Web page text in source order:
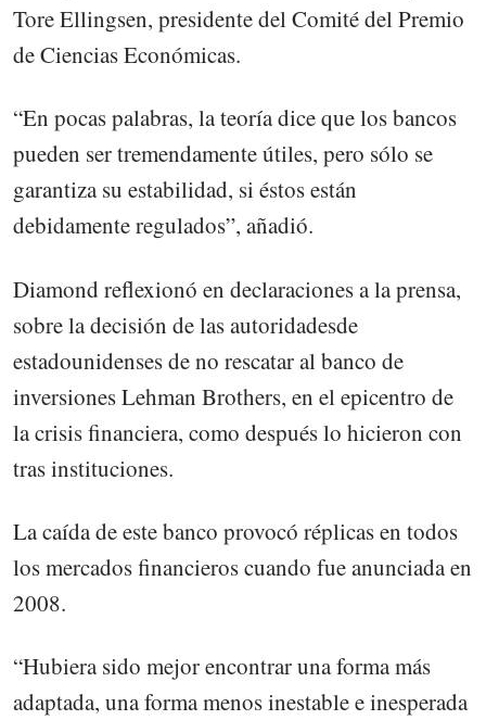
Tore Ellingsen, presidente del Comité del Premio
de Ciencias Económicas.
“En pocas palabras, la teoría dice que los bancos
pueden ser tremendamente útiles, pero sólo se
garantiza su estabilidad, si éstos están
debidamente regulados”, añadió.
Diamond reflexionó en declaraciones a la prensa,
sobre la decisión de las autoridadesde
estadounidenses de no rescatar al banco de
inversiones Lehman Brothers, en el epicentro de
la crisis financiera, como después lo hicieron con
tras instituciones.
La caída de este banco provocó réplicas en todos
los mercados financieros cuando fue anunciada en
2008.
“Hubiera sido mejor encontrar una forma más
adaptada, una forma menos inestable e inesperada